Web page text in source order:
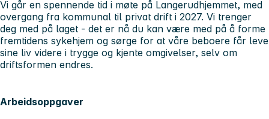
Vi går en spennende tid i møte på Langerudhjemmet, med
overgang fra kommunal til privat drift i 2027. Vi trenger
deg med på laget - det er nå du kan være med på å forme
fremtidens sykehjem og sørge for at våre beboere får leve
sine liv videre i trygge og kjente omgivelser, selv om
driftsformen endres.
Arbeidsoppgaver